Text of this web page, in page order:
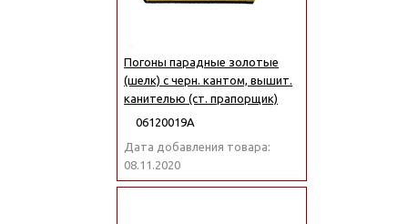
Погоны парадные золотые
(шелк) с черн. кантом, вышит.
канителью (ст. прапорщик)
06120019А
Дата добавления товара:
08.11.2020